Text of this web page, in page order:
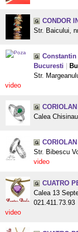
CONDOR
Str. Baicului,
Bucuresti
Str.
video
CORIOLAN
Calea
Str. Bibescu
video
CUATRO
Calea 13
021.411.73.93
video